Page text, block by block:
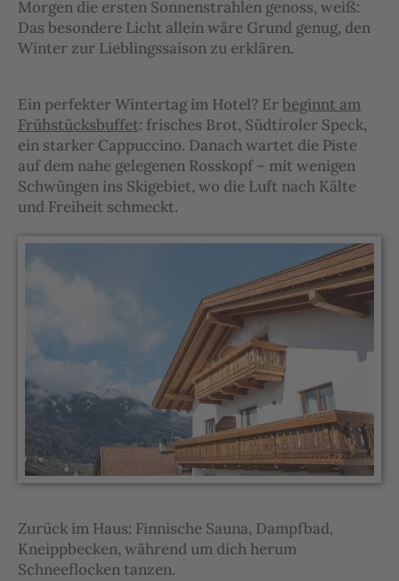
Morgen die ersten Sonnenstrahlen genoss, weiß:
Das besondere Licht allein wäre Grund genug, den
Winter zur Lieblingssaison zu erklären.
Ein perfekter Wintertag im Hotel? Er beginnt am
Frühstücksbuffet: frisches Brot, Südtiroler Speck,
ein starker Cappuccino. Danach wartet die Piste
auf dem nahe gelegenen Rosskopf – mit wenigen
Schwüngen ins Skigebiet, wo die Luft nach Kälte
und Freiheit schmeckt.
Zurück im Haus: Finnische Sauna, Dampfbad,
Kneippbecken, während um dich herum
Schneeflocken tanzen.